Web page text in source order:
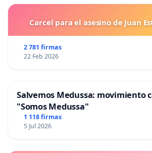
Carcel para el asesino de Juan
2 781 firmas
22 Feb 2026
Salvemos Medussa: movimiento
"Somos Medussa"
1 118 firmas
5 Jul 2026